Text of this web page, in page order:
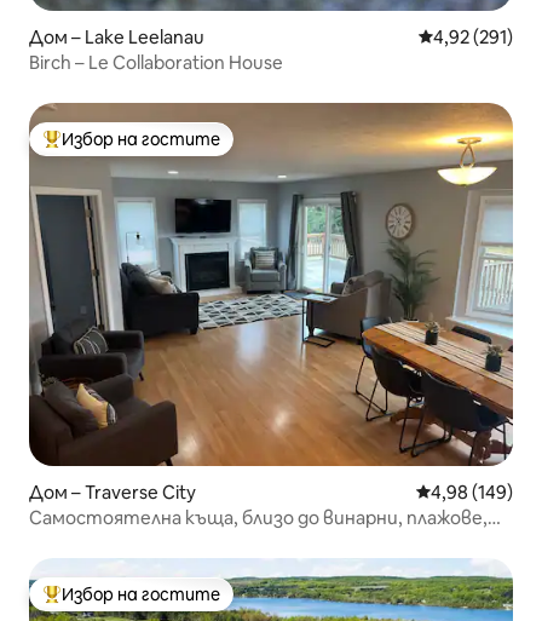
Дом – Lake Leelanau Средна
4,92 (291)
Birch – Le Collaboration House
Най-популярен избор на гостите
Избор на гостите
Дом – Traverse City Средна
4,98 (149)
Самостоятелна къща, близо до винарни, плажове,
Най-популярен избор на гостите
Избор на гостите